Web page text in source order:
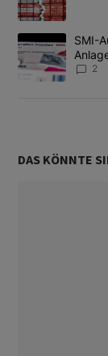
Ein Trendartikel
SMI-
2
DAS KÖNNTE